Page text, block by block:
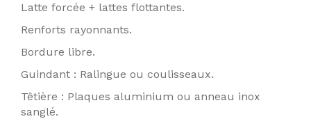
Latte forcée + lattes flottantes.
Renforts rayonnants.
Bordure libre.
Guindant : Ralingue ou coulisseaux.
Têtière : Plaques aluminium ou anneau inox
sanglé.